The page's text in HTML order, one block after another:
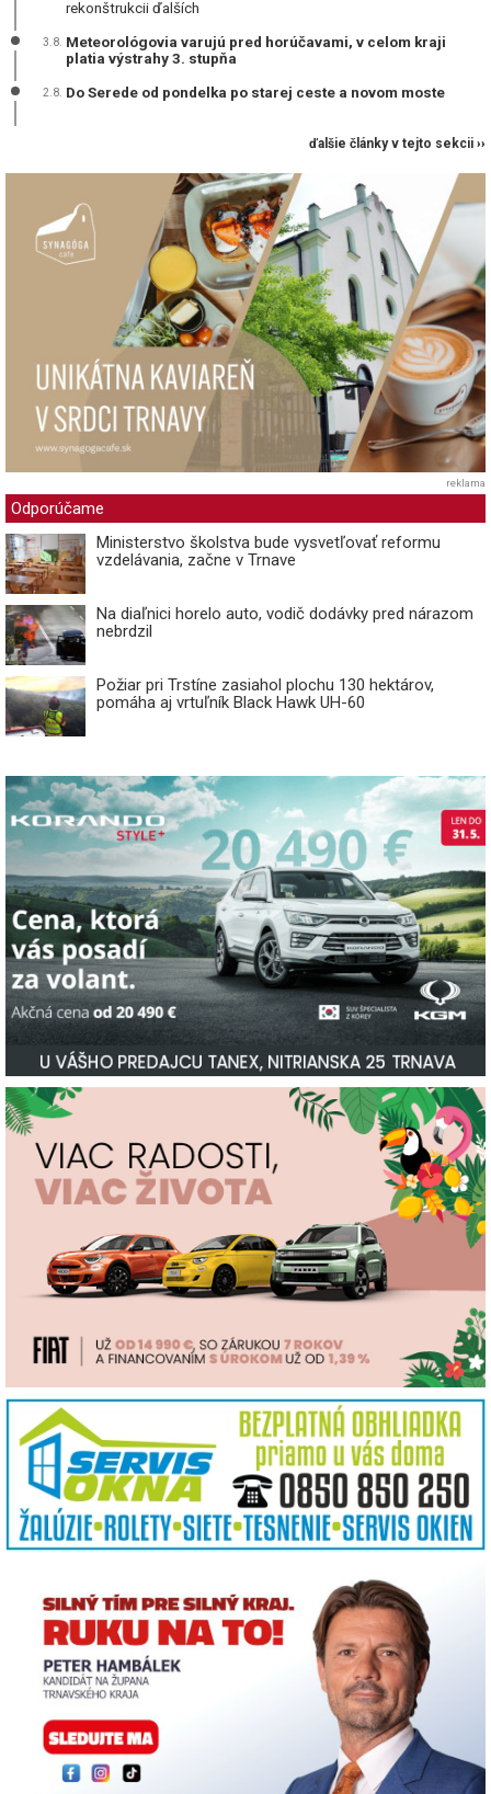
rekonštrukcii ďalších
3.8. Meteorológovia varujú pred horúčavami, v celom kraji
platia výstrahy 3. stupňa
2.8. Do Serede od pondelka po starej ceste a novom moste
ďalšie články v tejto sekcii ››
reklama
Odporúčame
Ministerstvo školstva bude vysvetľovať reformu
vzdelávania, začne v Trnave
Na diaľnici horelo auto, vodič dodávky pred nárazom
nebrdzil
Požiar pri Trstíne zasiahol plochu 130 hektárov,
pomáha aj vrtuľník Black Hawk UH-60